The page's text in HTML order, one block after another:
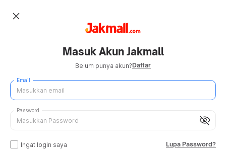
close
Masuk Akun Jakmall
Belum punya akun?Daftar
Email
visibility_off
Password
Ingat login saya Lupa Password?